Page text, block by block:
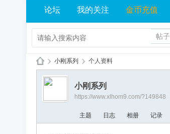
论坛 我的关注 金币充值
帖子
X
乐
› 小刚系列 › 个人资料
小刚系列
https://www.xlhom9.com/?149848
主题 日志 相册 记录